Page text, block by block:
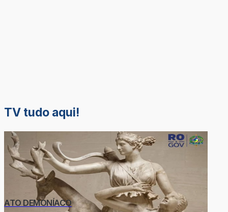
TV tudo aqui!
ATO DEMONÍACO